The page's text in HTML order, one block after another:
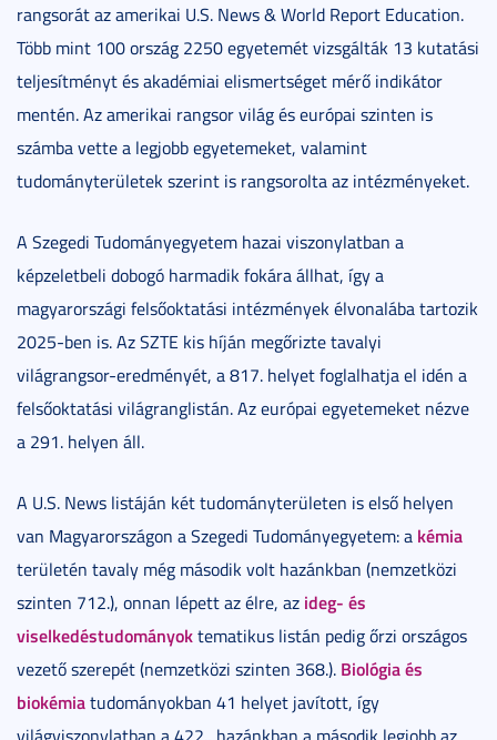
rangsorát az amerikai U.S. News & World Report Education.
Több mint 100 ország 2250 egyetemét vizsgálták 13 kutatási
teljesítményt és akadémiai elismertséget mérő indikátor
mentén. Az amerikai rangsor világ és európai szinten is
számba vette a legjobb egyetemeket, valamint
tudományterületek szerint is rangsorolta az intézményeket.
A Szegedi Tudományegyetem hazai viszonylatban a
képzeletbeli dobogó harmadik fokára állhat, így a
magyarországi felsőoktatási intézmények élvonalába tartozik
2025-ben is. Az SZTE kis híján megőrizte tavalyi
világrangsor-eredményét, a 817. helyet foglalhatja el idén a
felsőoktatási világranglistán. Az európai egyetemeket nézve
a 291. helyen áll.
A U.S. News listáján két tudományterületen is első helyen
van Magyarországon a Szegedi Tudományegyetem: a kémia
területén tavaly még második volt hazánkban (nemzetközi
szinten 712.), onnan lépett az élre, az ideg- és
viselkedéstudományoktematikus listán pedig őrzi országos
vezető szerepét (nemzetközi szinten 368.). Biológia és
biokémiatudományokban 41 helyet javított, így
világviszonylatban a 422., hazánkban a második legjobb az